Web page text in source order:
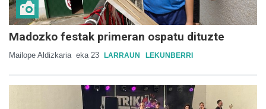
Madozko festak primeran ospatu dituzte
Mailope Aldizkaria eka 23 LARRAUN LEKUNBERRI